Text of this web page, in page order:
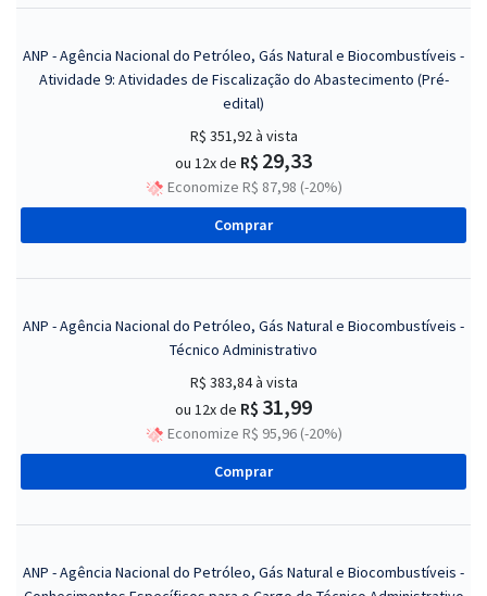
ANP - Agência Nacional do Petróleo, Gás Natural e Biocombustíveis -
Atividade 9: Atividades de Fiscalização do Abastecimento (Pré-
edital)
R$ 351,92à vista
ou 12x de R$ 29,33
Economize R$ 87,98 (-20%)
Comprar
ANP - Agência Nacional do Petróleo, Gás Natural e Biocombustíveis -
Técnico Administrativo
R$ 383,84à vista
ou 12x de R$ 31,99
Economize R$ 95,96 (-20%)
Comprar
ANP - Agência Nacional do Petróleo, Gás Natural e Biocombustíveis -